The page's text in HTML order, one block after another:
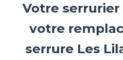
Votre
votre
serrure Les